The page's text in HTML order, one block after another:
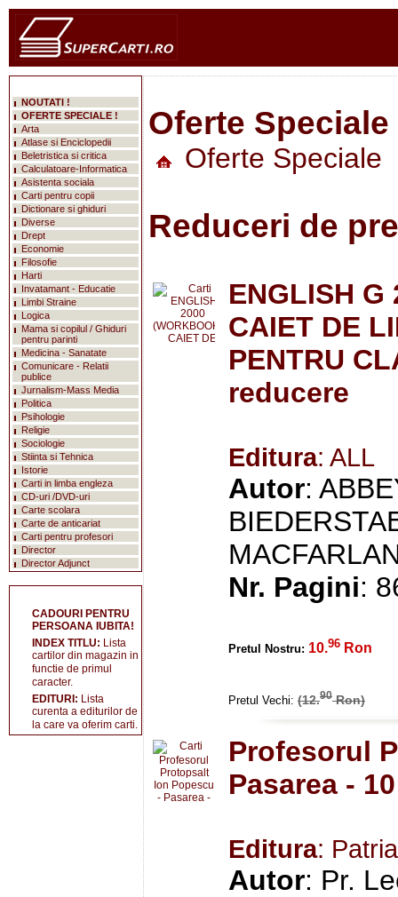
Oferte Speciale
Oferte Speciale
Reduceri de
ENGLISH G
CAIET DE
PENTRU
reducere
Editura: ALL
Autor:
Nr. Pagini:
Pretul Nostru: 10.96 Ron
Pretul Vechi: (12.90Ron)
Profesorul
Pasarea -
Editura:
Autor: Pr.
NOUTATI !
OFERTE SPECIALE !
Arta
Atlase si Enciclopedii
Beletristica si critica
Calculatoare-Informatica
Asistenta sociala
Carti pentru copii
Dictionare si ghiduri
Diverse
Drept
Economie
Filosofie
Harti
Invatamant - Educatie
Limbi Straine
Logica
Mama si copilul / Ghiduri
pentru parinti
Medicina - Sanatate
Comunicare - Relatii
publice
Jurnalism-Mass Media
Politica
Psihologie
Religie
Sociologie
Stiinta si Tehnica
Istorie
Carti in limba engleza
CD-uri /DVD-uri
Carte scolara
Carte de anticariat
Carti pentru profesori
Director
Director Adjunct
CADOURI PENTRU
PERSOANA IUBITA!
INDEX TITLU: Lista
cartilor din magazin in
functie de primul
caracter.
EDITURI: Lista
curenta a editurilor de
la care va oferim carti.